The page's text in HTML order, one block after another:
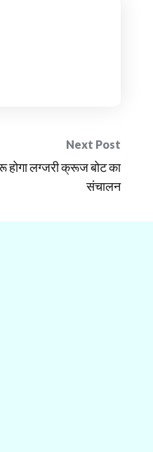
Next Post
होगा लग्जरी क्रूज बोट का
संचालन